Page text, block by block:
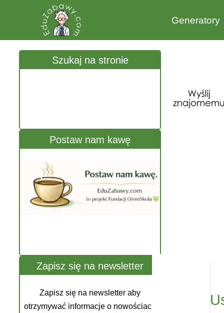
Generatory
Szukaj na stronie
Postaw nam kawę
Zapisz się na newsletter
Zapisz się na newsletter aby
otrzymywać informacje o nowościach